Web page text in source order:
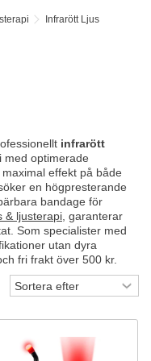
Infrarött Ljus
infrarött
med optimerade
effekt på både
en högpresterande
bandage för
& ljusterapi , garanterar
Som specialister med
utan dyra
fri frakt över 500 kr.